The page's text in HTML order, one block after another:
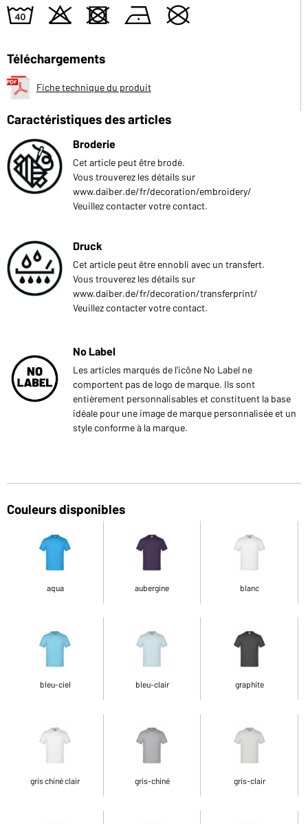
8 o d n U
Téléchargements
Fiche technique du produit
Caractéristiques des articles
Broderie
Cet article peut être brodé.
Vous trouverez les détails sur
www.daiber.de/fr/decoration/embroidery/
Veuillez contacter votre contact.
Druck
Cet article peut être ennobli avec un transfert.
Vous trouverez les détails sur
www.daiber.de/fr/decoration/transferprint/
Veuillez contacter votre contact.
No Label
Les articles marqués de l'icône No Label ne
comportent pas de logo de marque. Ils sont
entièrement personnalisables et constituent la base
idéale pour une image de marque personnalisée et un
style conforme à la marque.
Couleurs disponibles
aqua aubergine blanc
bleu-ciel bleu-clair graphite
gris chiné clair gris-chiné gris-clair